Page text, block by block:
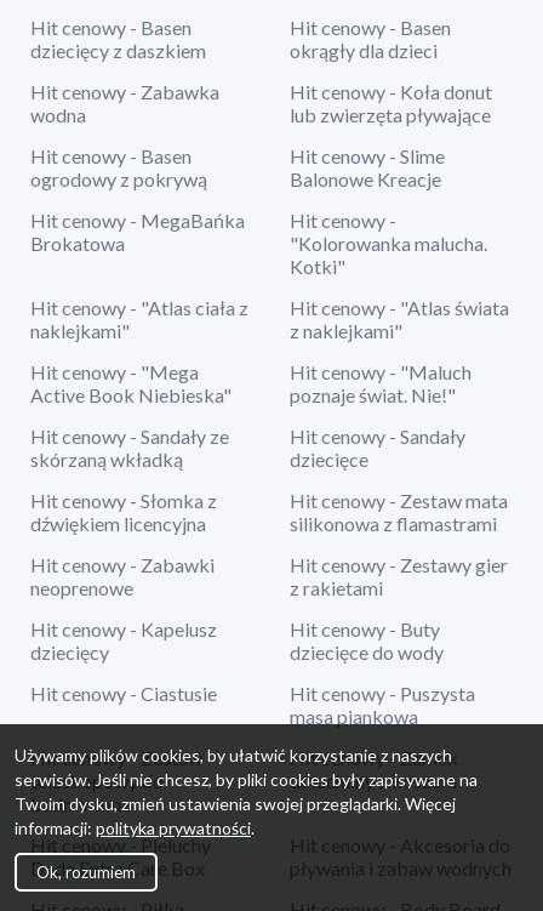
Hit cenowy - Basen
dziecięcy z daszkiem
Hit cenowy - Basen
okrągły dla dzieci
Hit cenowy - Zabawka
wodna
Hit cenowy - Koła donut
lub zwierzęta pływające
Hit cenowy - Basen
ogrodowy z pokrywą
Hit cenowy - Slime
Balonowe Kreacje
Hit cenowy - MegaBańka
Brokatowa
Hit cenowy -
"Kolorowanka malucha.
Kotki"
Hit cenowy - "Atlas ciała z
naklejkami"
Hit cenowy - "Atlas świata
z naklejkami"
Hit cenowy - "Mega
Active Book Niebieska"
Hit cenowy - "Maluch
poznaje świat. Nie!"
Hit cenowy - Sandały ze
skórzaną wkładką
Hit cenowy - Sandały
dziecięce
Hit cenowy - Słomka z
dźwiękiem licencyjna
Hit cenowy - Zestaw mata
silikonowa z flamastrami
Hit cenowy - Zabawki
neoprenowe
Hit cenowy - Zestawy gier
z rakietami
Hit cenowy - Kapelusz
dziecięcy
Hit cenowy - Buty
dziecięce do wody
Hit cenowy - Ciastusie
Hit cenowy - Puszysta
masa piankowa
Hit cenowy - Zestaw
teleskopowy do
badmintona
Hit cenowy - Zamek
dmuchany z koszem
Hit cenowy - Pieluchy
Dada Extra Care Box
Hit cenowy - Akcesoria do
pływania i zabaw wodnych
Używamy plików cookies, by ułatwić korzystanie z naszych
serwisów. Jeśli nie chcesz, by pliki cookies były zapisywane na
Twoim dysku, zmień ustawienia swojej przeglądarki. Więcej
informacji: polityka prywatności.
Ok, rozumiem